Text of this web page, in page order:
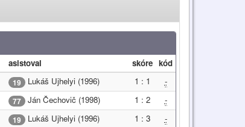
asistoval skóre kód
19 Lukáš Ujhelyi (1996) 1 : 1
-
77 Ján Čechovič (1998) 1 : 2
-
19 Lukáš Ujhelyi (1996) 1 : 3
-